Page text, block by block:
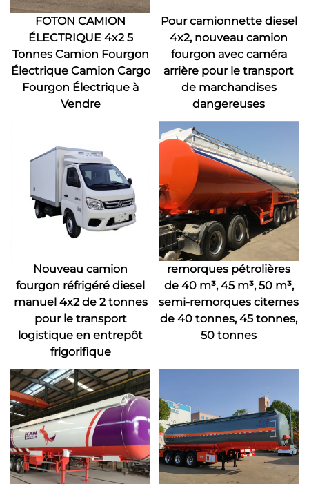
FOTON CAMION
ÉLECTRIQUE 4x2 5
Tonnes Camion Fourgon
Électrique Camion Cargo
Fourgon Électrique à
Vendre
Pour camionnette diesel
4x2, nouveau camion
fourgon avec caméra
arrière pour le transport
de marchandises
dangereuses
Nouveau camion
fourgon réfrigéré diesel
manuel 4x2 de 2 tonnes
pour le transport
logistique en entrepôt
frigorifique
remorques pétrolières
de 40 m³, 45 m³, 50 m³,
semi-remorques citernes
de 40 tonnes, 45 tonnes,
50 tonnes